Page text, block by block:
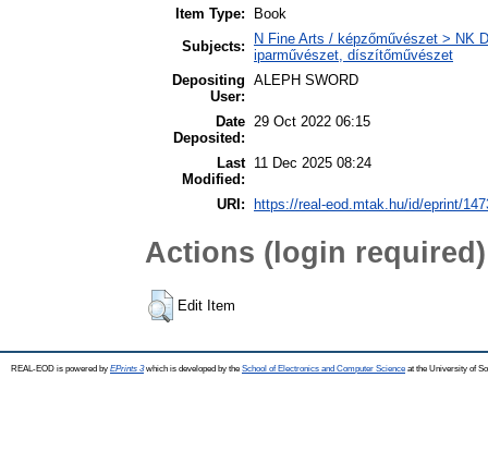
Item Type:
Book
Subjects:
N Fine Arts / képzőművészet > NK
iparművészet, díszítőművészet
Depositing
User:
ALEPH SWORD
Date
Deposited:
29 Oct 2022 06:15
Last
Modified:
11 Dec 2025 08:24
URI: https://real-eod.mtak.hu/id/eprint/
Actions (login required)
Edit Item
REAL-EOD is powered by EPrints 3which is developed by the School of Electronics and Computer Science at the University of